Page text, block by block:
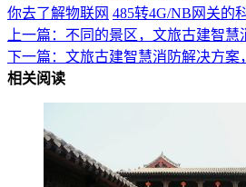
你去了解物联网 485转4G/NB网关的
上一篇：不同的景区，文旅古建智慧
下一篇：文旅古建智慧消防解决方案
相关阅读